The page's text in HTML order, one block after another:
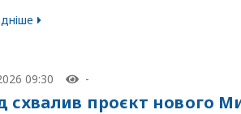
09:30 -
схвалив проєкт нового